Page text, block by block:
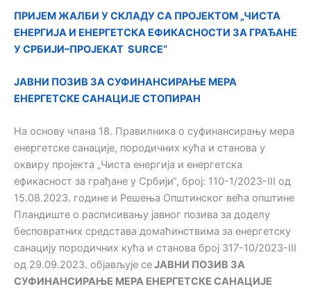
ПРИЈЕМ ЖАЛБИ У СКЛАДУ СА ПРОЈЕКТОМ „ЧИСТА
ЕНЕРГИЈА И ЕНЕРГЕТСКА ЕФИКАСНОСТИ ЗА ГРАЂАНЕ
У СРБИЈИ–ПРОЈЕКАТ SURCE“
JАВНИ ПОЗИВ ЗА СУФИНАНСИРАЊЕ МЕРА
ЕНЕРГЕТСКЕ САНАЦИЈЕ СТОПИРАН
На основу члана 18. Правилника о суфинансирању мера
енергетске санације, породичних кућа и станова у
оквиру пројекта „Чиста енергија и енергетска
ефикасност за грађане у Србији“, број: 110-1/2023-III од
15.08.2023. године и Решења Општинског већа општине
Пландиште о расписивању јавног позива за доделу
бесповратних средстава домаћинствима за енергетску
санацију породичних кућа и станова број 317-10/2023-III
од 29.09.2023. објављује сеЈАВНИ ПОЗИВ ЗА
СУФИНАНСИРАЊЕ МЕРА ЕНЕРГЕТСКЕ САНАЦИЈЕ